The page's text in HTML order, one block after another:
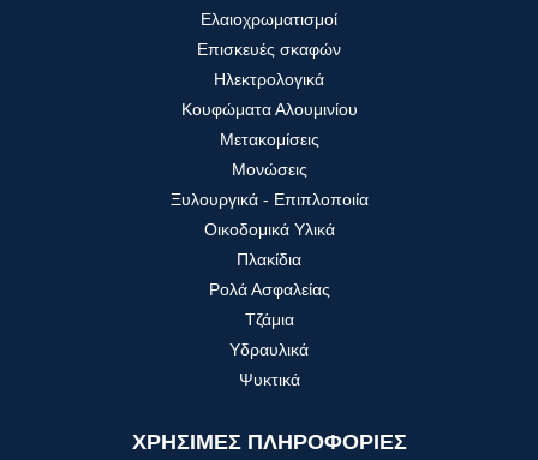
Ελαιοχρωματισμοί
Επισκευές σκαφών
Ηλεκτρολογικά
Κουφώματα Αλουμινίου
Μετακομίσεις
Μονώσεις
Ξυλουργικά - Επιπλοποιία
Οικοδομικά Υλικά
Πλακίδια
Ρολά Ασφαλείας
Τζάμια
Υδραυλικά
Ψυκτικά
ΧΡΗΣΙΜΕΣ ΠΛΗΡΟΦΟΡΙΕΣ